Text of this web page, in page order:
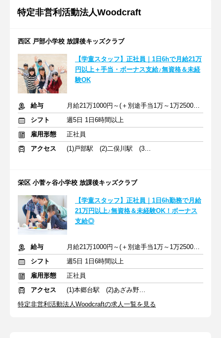
特定非営利活動法人Woodcraft
西区 戸部小学校 放課後キッズクラブ
【学童スタッフ】正社員｜1日6hで月給21万
円以上＋手当・ボーナス支給♪無資格＆未経
験OK
給与
月給21万1000円～(＋別途手当1万～1万2500円) ＋交通費全額支給
シフト
週5日 1日6時間以上
雇用形態
正社員
アクセス
(1)戸部駅 (2)二俣川駅 (3)鶴ケ峰駅
栄区 小菅ヶ谷小学校 放課後キッズクラブ
【学童スタッフ】正社員｜1日6h勤務で月給
21万円以上♪無資格＆未経験OK！ボーナス
支給◎
給与
月給21万1000円～(＋別途手当1万～1万2500円) ＋交通費全額支給
シフト
週5日 1日6時間以上
雇用形態
正社員
アクセス
(1)本郷台駅 (2)あざみ野駅 (3)市が尾駅
特定非営利活動法人Woodcraftの求人一覧を見る